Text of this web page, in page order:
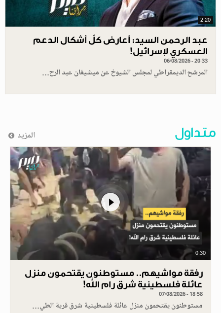
2.20
عبد الرحمن السيد: أعارض كلّ أشكال الدعم
العسكري لإسرائيل!
06/08/2026 - 20:33
المرشح الديمقراطي لمجلس الشيوخ عن ميشيغان عبد الرح…
متداول المزيد
0.30
رفقة مواشيهم.. مستوطنون يقتحمون منزل
عائلة فلسطينية شرق رام الله!
07/08/2026 - 18:58
مستوطنون يقتحمون منزل عائلة فلسطينية شرق قرية الطي…